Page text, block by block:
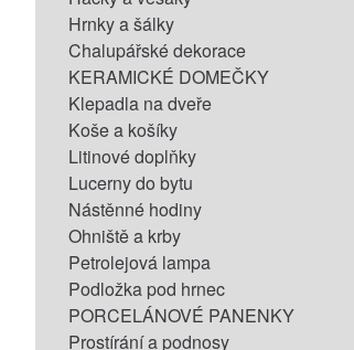
Hrnky a šálky
Chalupářské dekorace
KERAMICKÉ DOMEČKY
Klepadla na dveře
Koše a košíky
Litinové doplňky
Lucerny do bytu
Nástěnné hodiny
Ohniště a krby
Petrolejová lampa
Podložka pod hrnec
PORCELÁNOVÉ PANENKY
Prostírání a podnosy